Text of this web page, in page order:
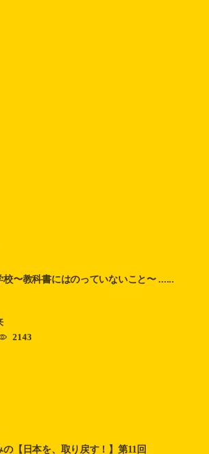
校〜教科書にはのっていないこと〜 ......
2143
の【日本を、取り戻す！】第11回